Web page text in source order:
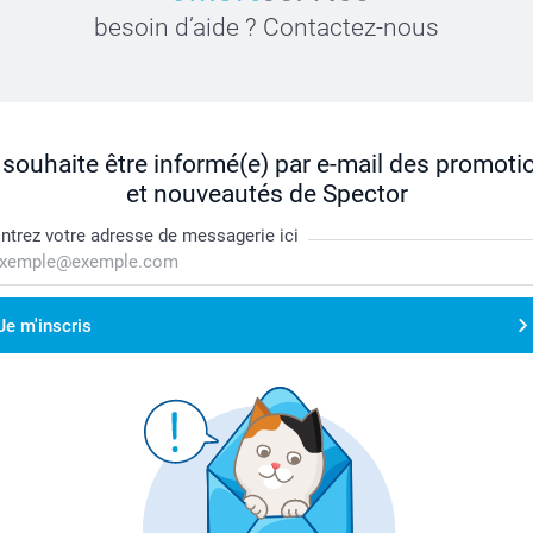
besoin d’aide ? Contactez-nous
être informé(e) par e-mail des
et nouveautés de Spector
votre adresse de messagerie ici
m'inscris